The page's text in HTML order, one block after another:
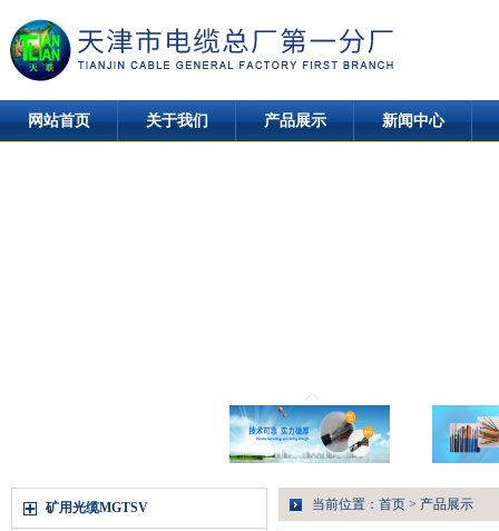
网站首页 关于我们 产品展示 新闻中心
矿用光缆MGTSV 当前位置： 首页 > 产品展示